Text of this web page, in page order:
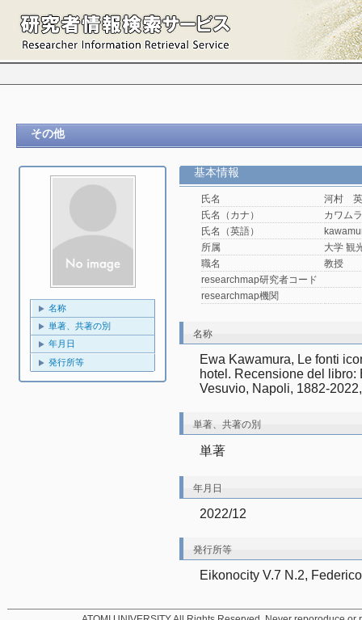
その他
名称
単著、共著の別
年月日
発行所等
基本情報
氏名
河村
氏名（カナ）
カワム
氏名（英語）
所属
大学 観
職名
教授
researchmap研究者コード
researchmap機関
名称
Ewa Kawamura, Le fonti
hotel. Recensione del libro:
Vesuvio, Napoli, 1882-
単著、共著の別
単著
年月日
2022/12
発行所等
Eikonocity V.7 N.2,